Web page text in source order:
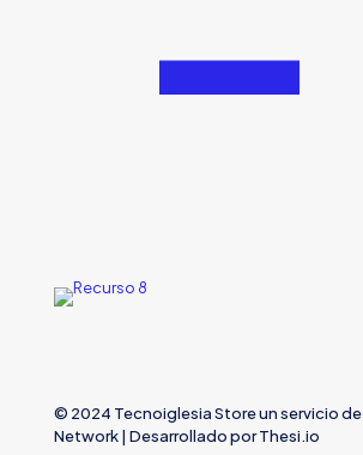
© 2024 Tecnoiglesia Store un servicio de
Network| Desarrollado porThesi.io